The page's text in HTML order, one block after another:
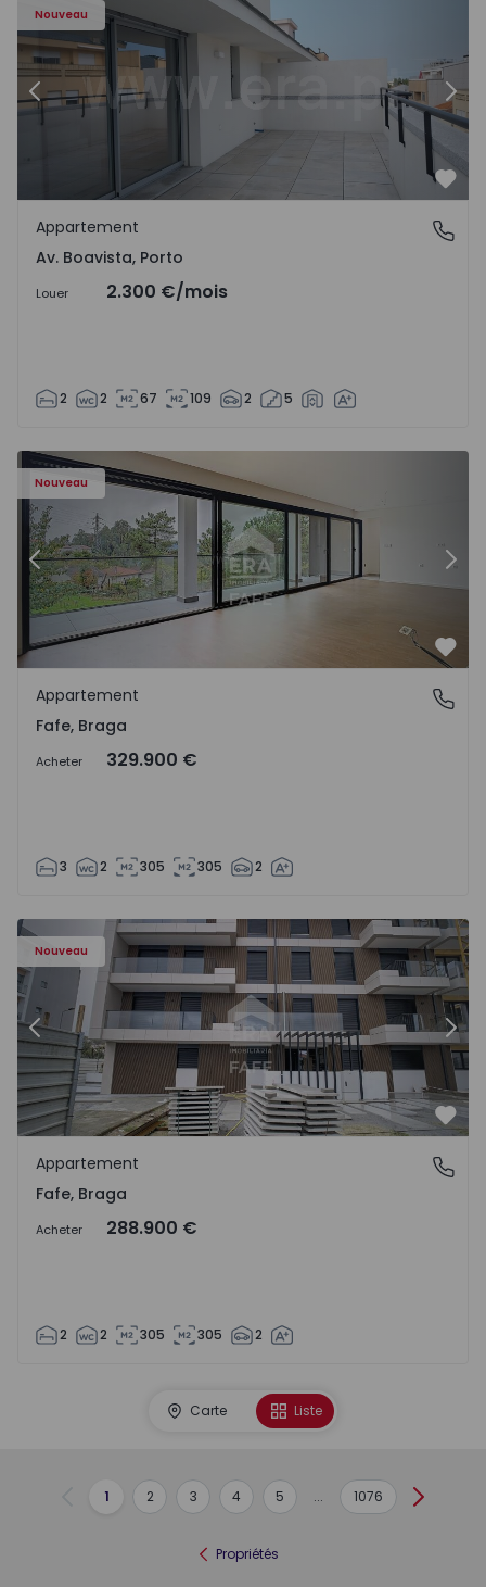
Nouveau
Précédent
Av. Boavista, Porto
Appartement
Av. Boavista, Porto
Louer 2.300 €/mois
2 2 67 109 2 5
Nouveau
Précédent
Fafe, Braga
Appartement
Fafe, Braga
Acheter 329.900 €
3 2 305 305 2
Nouveau
Précédent
Fafe, Braga
Appartement
Fafe, Braga
Acheter 288.900 €
2 2 305 305 2
Carte Liste
Précédent
1 2 3 4 5 ... 1076 Suivant
Propriétés